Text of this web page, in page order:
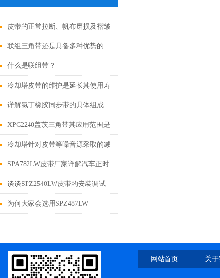
皮带的正常拉断、帆布磨损及褶皱
失效
联组三角带还是具备多种优势的
什么是联组带？
冷却塔皮带的维护是延长其使用寿
命的关键
详解氯丁橡胶同步带的具体组成
XPC2240盖茨三角带其应用范围是
极为广泛的
冷却塔针对皮带等噪音源采取的减
噪措施
SPA782LW皮带厂家详解汽车正时
皮带拆装步骤
谈谈SPZ2540LW皮带的安装调试
为何大家会选用SPZ487LW
网站首页 关